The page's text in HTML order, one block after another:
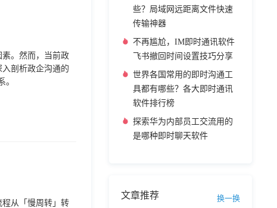
。然而，当前政
剖析政企沟通的
。
从「慢周转」转
些？局域网远距离文件快速
传输神器
不再尴尬，IM即时通讯软件
飞书撤回时间设置技巧分享
世界各国常用的即时沟通工
具都有哪些？各大即时通讯
软件排行榜
探索华为内部员工交流用的
是哪种即时聊天软件
文章推荐 换一换